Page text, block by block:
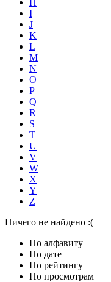
H
I
J
K
L
M
N
O
P
Q
R
S
T
U
V
W
X
Y
Z
Ничего не найдено :(
По алфавиту
По дате
По рейтингу
По просмотрам